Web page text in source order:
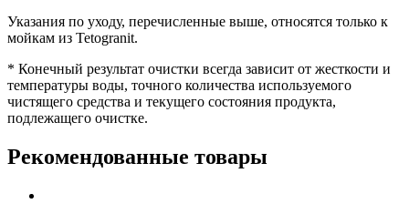
Указания по уходу, перечисленные выше, относятся только к
мойкам из Tetogranit.
* Конечный результат очистки всегда зависит от жесткости и
температуры воды, точного количества используемого
чистящего средства и текущего состояния продукта,
подлежащего очистке.
Рекомендованные товары